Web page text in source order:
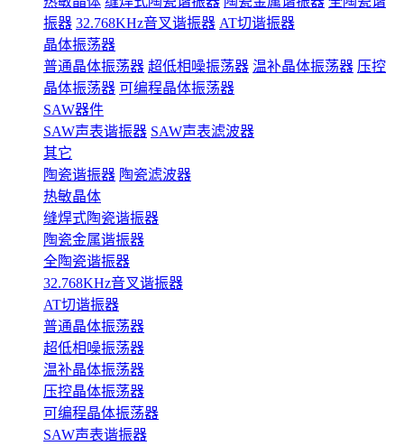
振器 32.768KHz音叉谐振器 AT切谐振器
晶体振荡器
普通晶体振荡器 超低相噪振荡器 温补晶体振荡器 压控
晶体振荡器 可编程晶体振荡器
SAW器件
SAW声表谐振器 SAW声表滤波器
其它
陶瓷谐振器 陶瓷滤波器
热敏晶体
缝焊式陶瓷谐振器
陶瓷金属谐振器
全陶瓷谐振器
32.768KHz音叉谐振器
AT切谐振器
普通晶体振荡器
超低相噪振荡器
温补晶体振荡器
压控晶体振荡器
可编程晶体振荡器
SAW声表谐振器